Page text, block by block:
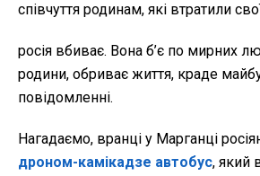
співчуття родинам, які втратили
росія вбиває. Вона б’є по мирних
родини, обриває життя, краде
повідомленні.
Нагадаємо, вранці у Марганці
дроном-камікадзе автобус, який